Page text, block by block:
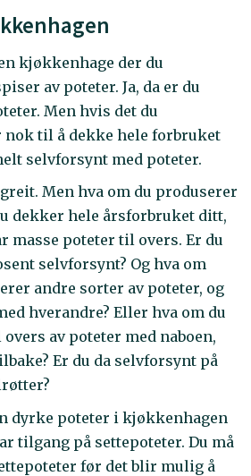
kjøkkenhage der du
av poteter. Ja, da er du
Men hvis det du
til å dekke hele forbruket
selvforsynt med poteter.
Men hva om du produserer
dekker hele årsforbruket ditt,
masse poteter til overs. Er du
selvforsynt? Og hva om
andre sorter av poteter, og
hverandre? Eller hva om du
av poteter med naboen,
Er du da selvforsynt på
dyrke poteter i kjøkkenhagen
tilgang på settepoteter. Du må
før det blir mulig å